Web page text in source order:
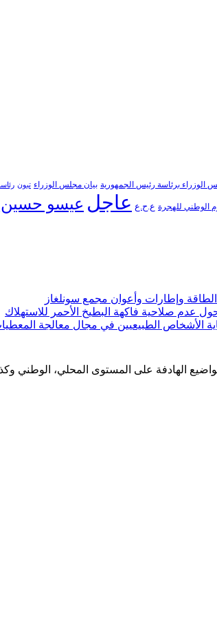
الوزراء برئاسة رئيس الجمهورية بيان مجلس الوزراء تبون
الوطني للهجرة ع.ح.ع عاجل عيسو حسين
وإطارات وأعوان مجمع سونلغاز
عدم صلاحية فاكهة البطيخ الأحمر للاستهلاك
الأشخاص الطبيعيين في مجال معالجة
الهادفة على المستوى المحلي، الوطني